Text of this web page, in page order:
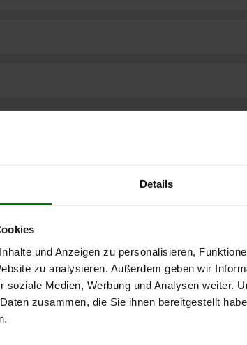
Details
und Anzeigen zu personalisieren,
zu analysieren. Außerdem geben wir
soziale Medien, Werbung und Analysen weiter.
zusammen, die Sie ihnen bereitgestellt
kostenlose